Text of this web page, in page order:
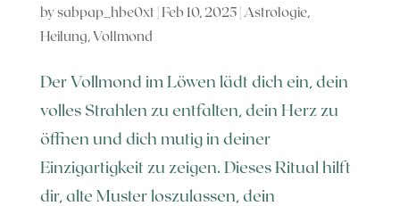
bysabpap_hbe0xt | Feb 10, 2025| Astrologie,
Heilung,Vollmond
Der Vollmond im Löwen lädt dich ein, dein
volles Strahlen zu entfalten, dein Herz zu
öffnen und dich mutig in deiner
Einzigartigkeit zu zeigen. Dieses Ritual hilft
dir, alte Muster loszulassen, dein